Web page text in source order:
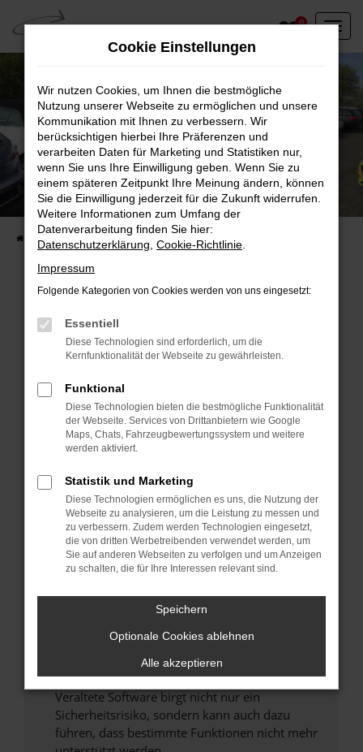
Zum
Hauptinhalt
springen
0
Unser Fahrzeugbestand vor Ort
Entdecken Sie unsere sofort verfügbaren
Fahrzeugangebote
Fehler: Network Error
Beim Laden ist ein Fehler aufgetreten.
Hier sind ein paar Tipps, die dir helfen können:
Überprüfe deine Firewall und deine
Internetverbindung.
Laden andere Webseiten, zum Beispiel deine
Suchmaschine?
Manche Erweiterungen, wie Werbeblocker,
können das Laden bestimmter Seiten
verhindern. Funktioniert die Seite in einem
anderen Browser oder in einem privaten
Fenster?
Das kann manchmal helfen, vorübergehende
Probleme zu beheben.
Stelle sicher, dass dein Browser und dein
Betriebssystem auf dem neuesten Stand
sind.
Veraltete Software birgt nicht nur ein
Sicherheitsrisiko, sondern kann auch dazu
führen, dass bestimmte Funktionen nicht mehr
Cookie Einstellungen
Wir nutzen Cookies, um Ihnen die bestmögliche
Nutzung unserer Webseite zu ermöglichen und unsere
Kommunikation mit Ihnen zu verbessern. Wir
berücksichtigen hierbei Ihre Präferenzen und
verarbeiten Daten für Marketing und Statistiken nur,
wenn Sie uns Ihre Einwilligung geben. Wenn Sie zu
einem späteren Zeitpunkt Ihre Meinung ändern, können
Sie die Einwilligung jederzeit für die Zukunft widerrufen.
Weitere Informationen zum Umfang der
Datenverarbeitung finden Sie hier:
Datenschutzerklärung Cookie-Richtlinie
Impressum
Folgende Kategorien von Cookies werden von uns eingesetzt:
Essentiell
Diese Technologien sind erforderlich, um die
Kernfunktionalität der Webseite zu gewährleisten.
Funktional
Diese Technologien bieten die bestmögliche Funktionalität
der Webseite. Services von Drittanbietern wie Google
Maps, Chats, Fahrzeugbewertungssystem und weitere
werden aktiviert.
Statistik und Marketing
Diese Technologien ermöglichen es uns, die Nutzung der
Webseite zu analysieren, um die Leistung zu messen und
zu verbessern. Zudem werden Technologien eingesetzt,
die von dritten Werbetreibenden verwendet werden, um
Sie auf anderen Webseiten zu verfolgen und um Anzeigen
zu schalten, die für Ihre Interessen relevant sind.
Speichern
Optionale Cookies ablehnen
Alle akzeptieren